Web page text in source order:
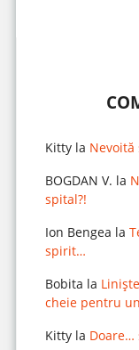
Kittyla
BOGDAN V. la
spital?!
Ion Bengea la
spirit…
Bobita la
cheie pentru
Kittyla Doare…